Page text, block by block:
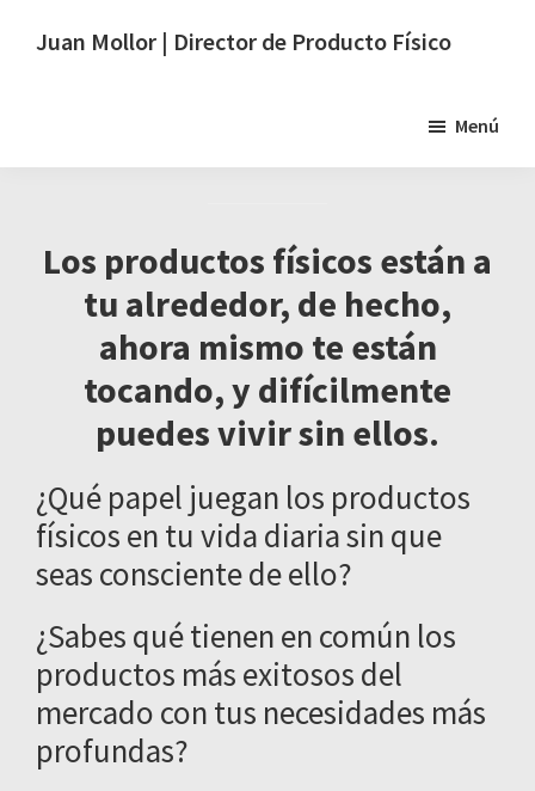
Juan Mollor | Director de Producto Físico
de
físicos,
de
venta
y
más
allá.
Menú
Los productos físicos están a
tu alrededor, de hecho,
ahora mismo te están
tocando, y difícilmente
puedes vivir sin ellos.
¿Qué papel juegan los productos
físicos en tu vida diaria sin que
seas consciente de ello?
¿Sabes qué tienen en común los
productos más exitosos del
mercado con tus necesidades más
profundas?